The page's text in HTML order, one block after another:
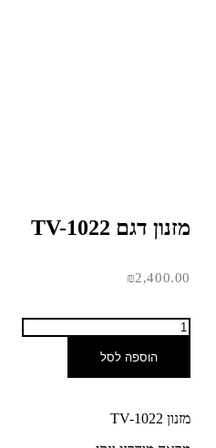
מזנון דגם TV-1022
₪2,400.00
הוספה לסל
מזנון TV-1022